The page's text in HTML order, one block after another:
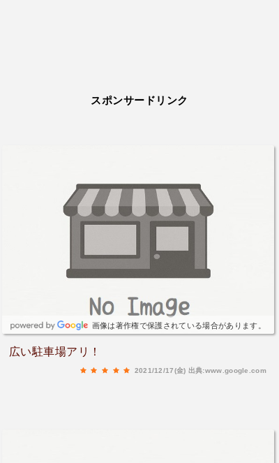
スポンサードリンク
画像は著作権で保護されている場合があります。
広い駐車場アリ！
2021/12/17(金) 出典:www.google.com